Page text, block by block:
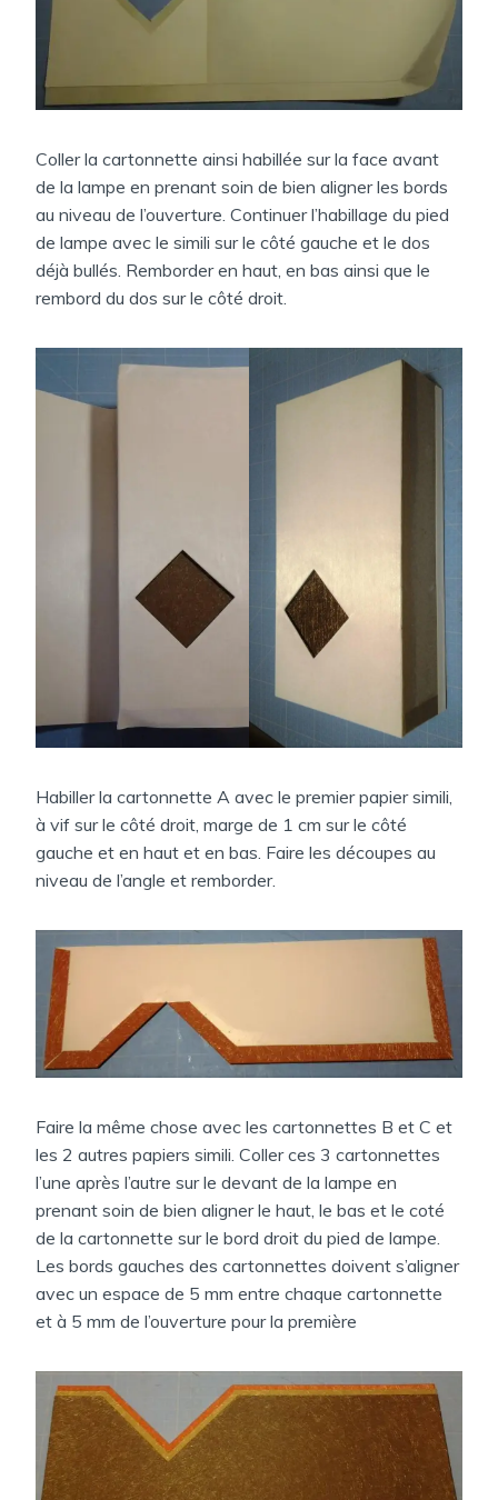
Coller la cartonnette ainsi habillée sur la face avant
de la lampe en prenant soin de bien aligner les bords
au niveau de l’ouverture. Continuer l’habillage du pied
de lampe avec le simili sur le côté gauche et le dos
déjà bullés. Remborder en haut, en bas ainsi que le
rembord du dos sur le côté droit.
Habiller la cartonnette A avec le premier papier simili,
à vif sur le côté droit, marge de 1 cm sur le côté
gauche et en haut et en bas. Faire les découpes au
niveau de l’angle et remborder.
Faire la même chose avec les cartonnettes B et C et
les 2 autres papiers simili. Coller ces 3 cartonnettes
l’une après l’autre sur le devant de la lampe en
prenant soin de bien aligner le haut, le bas et le coté
de la cartonnette sur le bord droit du pied de lampe.
Les bords gauches des cartonnettes doivent s’aligner
avec un espace de 5 mm entre chaque cartonnette
et à 5 mm de l’ouverture pour la première